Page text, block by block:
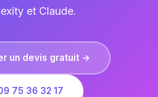
et Claude.
un devis gratuit →
75 36 32 17